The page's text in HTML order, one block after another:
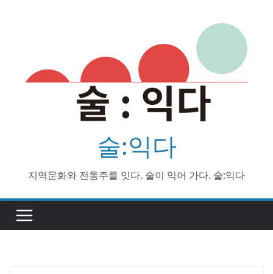
술:익다
지역문화와 전통주를 잇다. 술이 익어 가다. 술:익다